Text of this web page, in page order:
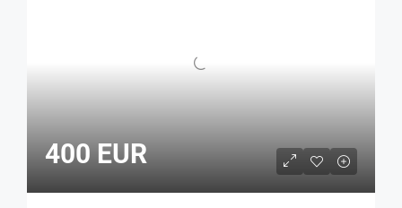
400 EUR